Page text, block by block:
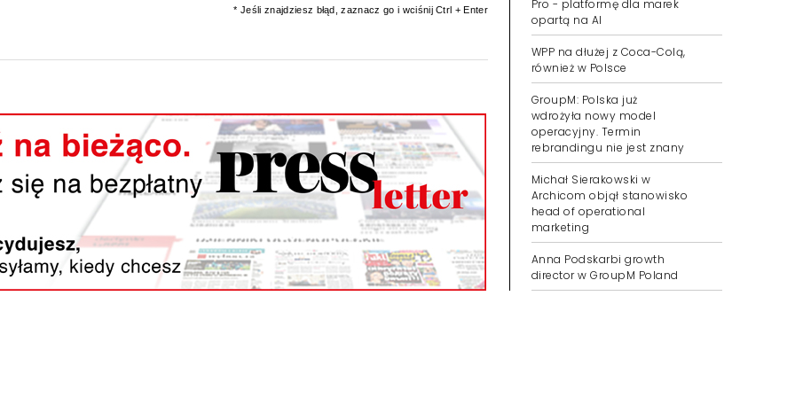
* Jeśli znajdziesz błąd, zaznacz go i wciśnij Ctrl + Enter
Pro - platformę dla marek
opartą na AI
WPP na dłużej z Coca-Colą,
również w Polsce
GroupM: Polska już
wdrożyła nowy model
operacyjny. Termin
rebrandingu nie jest znany
Michał Sierakowski w
Archicom objął stanowisko
head of operational
marketing
Anna Podskarbi growth
director w GroupM Poland